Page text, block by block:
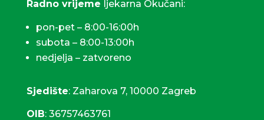
Radno vrijeme ljekarna Okučani:
pon-pet – 8:00-16:00h
subota – 8:00-13:00h
nedjelja – zatvoreno
Sjedište: Zaharova 7, 10000 Zagreb
OIB: 36757463761